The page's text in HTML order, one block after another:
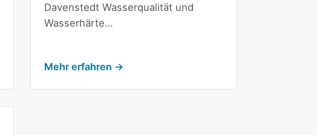
Davenstedt Wasserqualität und
Wasserhärte…
Mehr erfahren →